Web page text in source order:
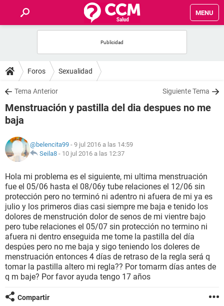
MENU
FOROS
SALUD
FAMILIA
NUTRICIÓN
SEXUALIDAD
GLOSARIO
Foros Sexualidad
Tema Anterior Siguiente Tema
Menstruación y pastilla del dia despues no me
baja
@belencita99 - 9 jul 2016 a las 14:59
Seila8 - 10 jul 2016 a las 12:37
Hola mi problema es el siguiente, mi ultima menstruación
fue el 05/06 hasta el 08/06y tube relaciones el 12/06 sin
protección pero no terminó ni adentro ni afuera de mi ya es
julio y los primeros dias casi siempre me baja e tenido los
dolores de menstrución dolor de senos de mi vientre bajo
pero tube relaciones el 05/07 sin protección no termino ni
afuera ni dentro enseguida me tome la pastilla del día
despúes pero no me baja y sigo teniendo los doleres de
menstruación entonces 4 días de retraso de la regla será q
tomar la pastilla altero mi regla?? Por tomarm días antes de
q m baje? Por favor ayuda tengo 17 años
Compartir